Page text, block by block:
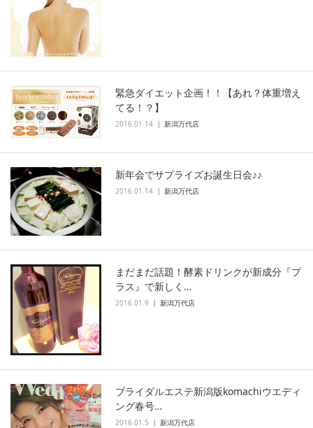
緊急ダイエット企画！！【あれ？体重増え
てる！？】
2016.01.14 新潟万代店
新年会でサプライズお誕生日会♪♪
2016.01.14 新潟万代店
まだまだ話題！酵素ドリンクが新成分『プ
ラス』で新しく…
2016.01.9 新潟万代店
ブライダルエステ新潟版komachiウエディ
ング春号…
2016.01.5 新潟万代店